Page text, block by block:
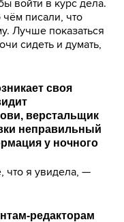
войти в курс дела.
писали, что
Лучше показаться
сидеть и думать,
своя
верстальщик
неправильный
у ночного
что я увидела, —
редакторам